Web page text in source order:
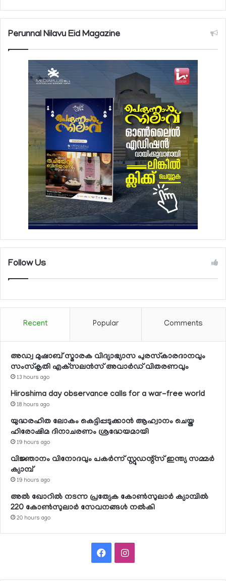
Perunnal Nilavu Eid Magazine
Follow Us
Recent Popular Comments
അഡ്വ മുഷാബ് സ്മാരക വിദ്യാഭ്യാസ പുരസ്‌കാരദാനവും
സംസ്‌കൃതി എക്‌സലന്‍സ് അവാര്‍ഡ് വിതരണവും
13 hours ago
Hiroshima day observance calls for a war-free world
18 hours ago
യുദ്ധരഹിത ലോകം കെട്ടിപ്പടുക്കാന്‍ ആഹ്വാനം ചെയ്ത
ഹിരോഷിമ ദിനാചരണം ശ്രദ്ധേയമായി
19 hours ago
വിജ്ഞാനം വിനോദവും പകര്‍ന്ന് സ്റ്റുഡന്റ്‌സ് ഇന്ത്യ സമ്മര്‍
ക്യാമ്പ്
19 hours ago
അല്‍ ഖോറില്‍ നടന്ന പ്രത്യേക കോണ്‍സുലാര്‍ ക്യാമ്പില്‍
220 കോണ്‍സുലാര്‍ സേവനങ്ങള്‍ നല്‍കി
20 hours ago
FacebookInstagram